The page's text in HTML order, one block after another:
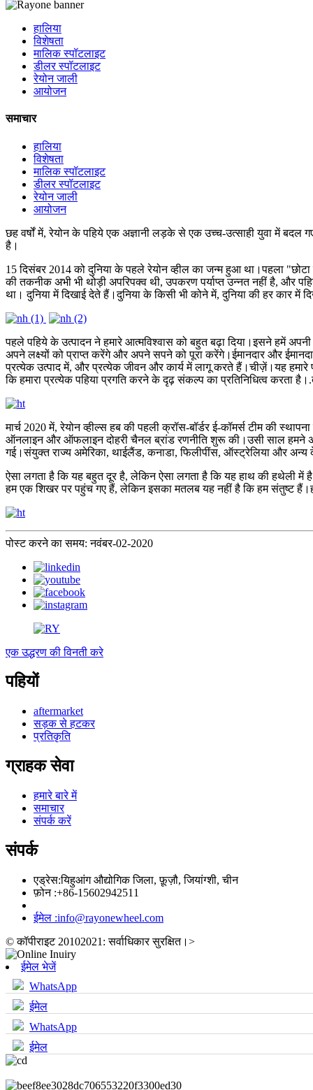
हालिया
विशेषता
मालिक स्पॉटलाइट
डीलर स्पॉटलाइट
रेयोन जाली
आयोजन
समाचार
हालिया
विशेषता
मालिक स्पॉटलाइट
डीलर स्पॉटलाइट
रेयोन जाली
आयोजन
छह वर्षों में, रेयोन के पहिये एक अज्ञानी लड़के से एक उच्च-उत्साही युवा में बदल
है।
15 दिसंबर 2014 को दुनिया के पहले रेयोन व्हील का जन्म हुआ था।पहला
की तकनीक अभी भी थोड़ी अपरिपक्व थी, उपकरण पर्याप्त उन्नत नहीं है, और
था। दुनिया में दिखाई देते हैं।दुनिया के किसी भी कोने में, दुनिया की हर कार में
पहले पहिये के उत्पादन ने हमारे आत्मविश्वास को बहुत बढ़ा दिया।इसने हमें
अपने लक्ष्यों को प्राप्त करेंगे और अपने सपने को पूरा करेंगे।ईमानदार और
प्रत्येक उत्पाद में, और प्रत्येक जीवन और कार्य में लागू करते हैं।चीज़ें।यह
कि हमारा प्रत्येक पहिया प्रगति करने के दृढ़ संकल्प का प्रतिनिधित्व करता
मार्च 2020 में, रेयोन व्हील्स हब की पहली क्रॉस-बॉर्डर ई-कॉमर्स टीम की
ऑनलाइन और ऑफलाइन दोहरी चैनल ब्रांड रणनीति शुरू की।उसी साल हमने
गई।संयुक्त राज्य अमेरिका, थाईलैंड, कनाडा, फिलीपींस, ऑस्ट्रेलिया और
ऐसा लगता है कि यह बहुत दूर है, लेकिन ऐसा लगता है कि यह हाथ की हथेली
हम एक शिखर पर पहुंच गए हैं, लेकिन इसका मतलब यह नहीं है कि हम संतुष्ट
पोस्ट करने का समय: नवंबर-02-2020
एक उद्धरण की विनती करे
पहियों
aftermarket
सड़क से हटकर
प्रतिकृति
ग्राहक सेवा
हमारे बारे में
समाचार
संपर्क करें
संपर्क
एड्रेस:यिहुआंग औद्योगिक जिला, फ़ूज़ौ, जियांग्शी, चीन
फ़ोन :+86-15602942511
ईमेल :info@rayonewheel.com
© कॉपीराइट 20102021: सर्वाधिकार सुरक्षित। >
ईमेल भेजें
WhatsApp
ईमेल
WhatsApp
ईमेल